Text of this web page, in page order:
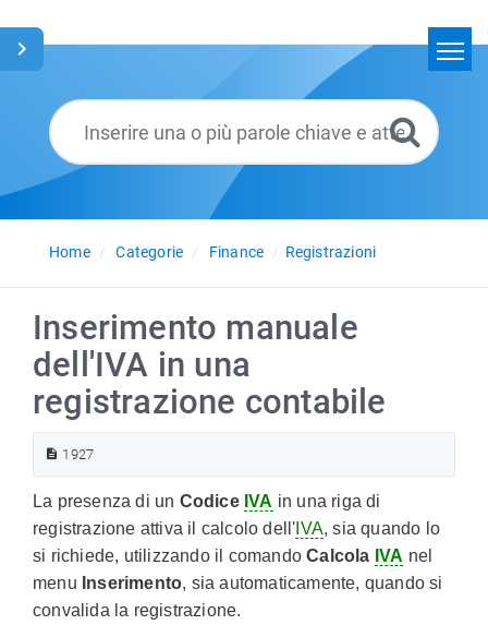
Glossario
Italiano
Home
Categorie Finance Registrazioni
Inserimento manuale
dell'IVA in una
registrazione contabile
1927
La presenza di un Codice IVA in una riga di
registrazione attiva il calcolo dell' IVA, sia quando lo
si richiede, utilizzando il comandoCalcola IVA nel
menu Inserimento, sia automaticamente, quando si
convalida la registrazione.